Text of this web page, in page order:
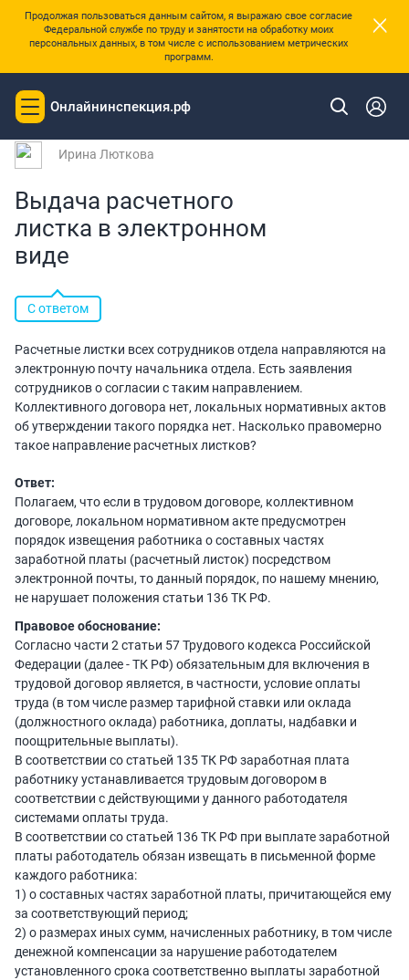
Продолжая пользоваться данным сайтом, я выражаю свое согласие
Федеральной службе по труду и занятости на обработку моих
персональных данных, в том числе с использованием метрических
программ.
×
Toggle
navigation
Онлайнинспекция.рф
Главная
Ирина Люткова
Выдача расчетного
листка в электронном
виде
С ответом
Расчетные листки всех сотрудников отдела направляются на
электронную почту начальника отдела. Есть заявления
сотрудников о согласии с таким направлением.
Коллективного договора нет, локальных нормативных актов
об утверждении такого порядка нет. Насколько правомерно
такое направление расчетных листков?
Ответ:
Полагаем, что если в трудовом договоре, коллективном
договоре, локальном нормативном акте предусмотрен
порядок извещения работника о составных частях
заработной платы (расчетный листок) посредством
электронной почты, то данный порядок, по нашему мнению,
не нарушает положения статьи 136 ТК РФ.
Правовое обоснование:
Согласно части 2 статьи 57 Трудового кодекса Российской
Федерации (далее - ТК РФ) обязательным для включения в
трудовой договор является, в частности, условие оплаты
труда (в том числе размер тарифной ставки или оклада
(должностного оклада) работника, доплаты, надбавки и
поощрительные выплаты).
В соответствии со статьей 135 ТК РФ заработная плата
работнику устанавливается трудовым договором в
соответствии с действующими у данного работодателя
системами оплаты труда.
В соответствии со статьей 136 ТК РФ при выплате заработной
платы работодатель обязан извещать в письменной форме
каждого работника:
1) о составных частях заработной платы, причитающейся ему
за соответствующий период;
2) о размерах иных сумм, начисленных работнику, в том числе
денежной компенсации за нарушение работодателем
установленного срока соответственно выплаты заработной